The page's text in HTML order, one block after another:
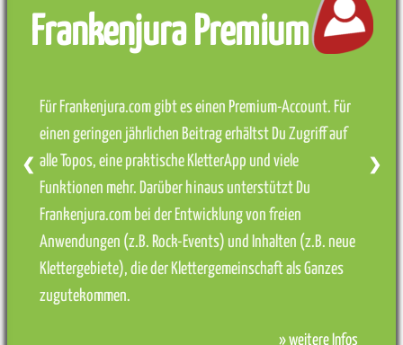
Frankenjura Premium
Für Frankenjura.com gibt es einen Premium-Account. Für
einen geringen jährlichen Beitrag erhältst Du Zugriff auf
alle Topos, eine praktische KletterApp und viele
Funktionen mehr. Darüber hinaus unterstützt Du
Frankenjura.com bei der Entwicklung von freien
Anwendungen (z.B. Rock-Events) und Inhalten (z.B. neue
Klettergebiete), die der Klettergemeinschaft als Ganzes
zugutekommen.
» weitere Infos
❮ ❯